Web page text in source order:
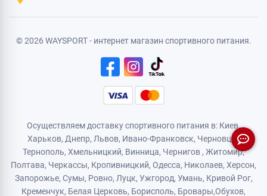
© 2026 WAYSPORT - интернет магазин спортивного питания.
Осуществляем доставку спортивного питания в: Киев,
Харьков, Днепр, Львов, Ивано-Франковск, Черновцы,
Тернополь, Хмельницкий, Винница, Чернигов , Житомир,
Полтава, Черкассы, Кропивницкий, Одесса, Николаев, Херсон,
Запорожье, Сумы, Ровно, Луцк, Ужгород, Умань, Кривой Рог,
Кременчук, Белая Церковь, Борисполь, Бровары,Обухов,